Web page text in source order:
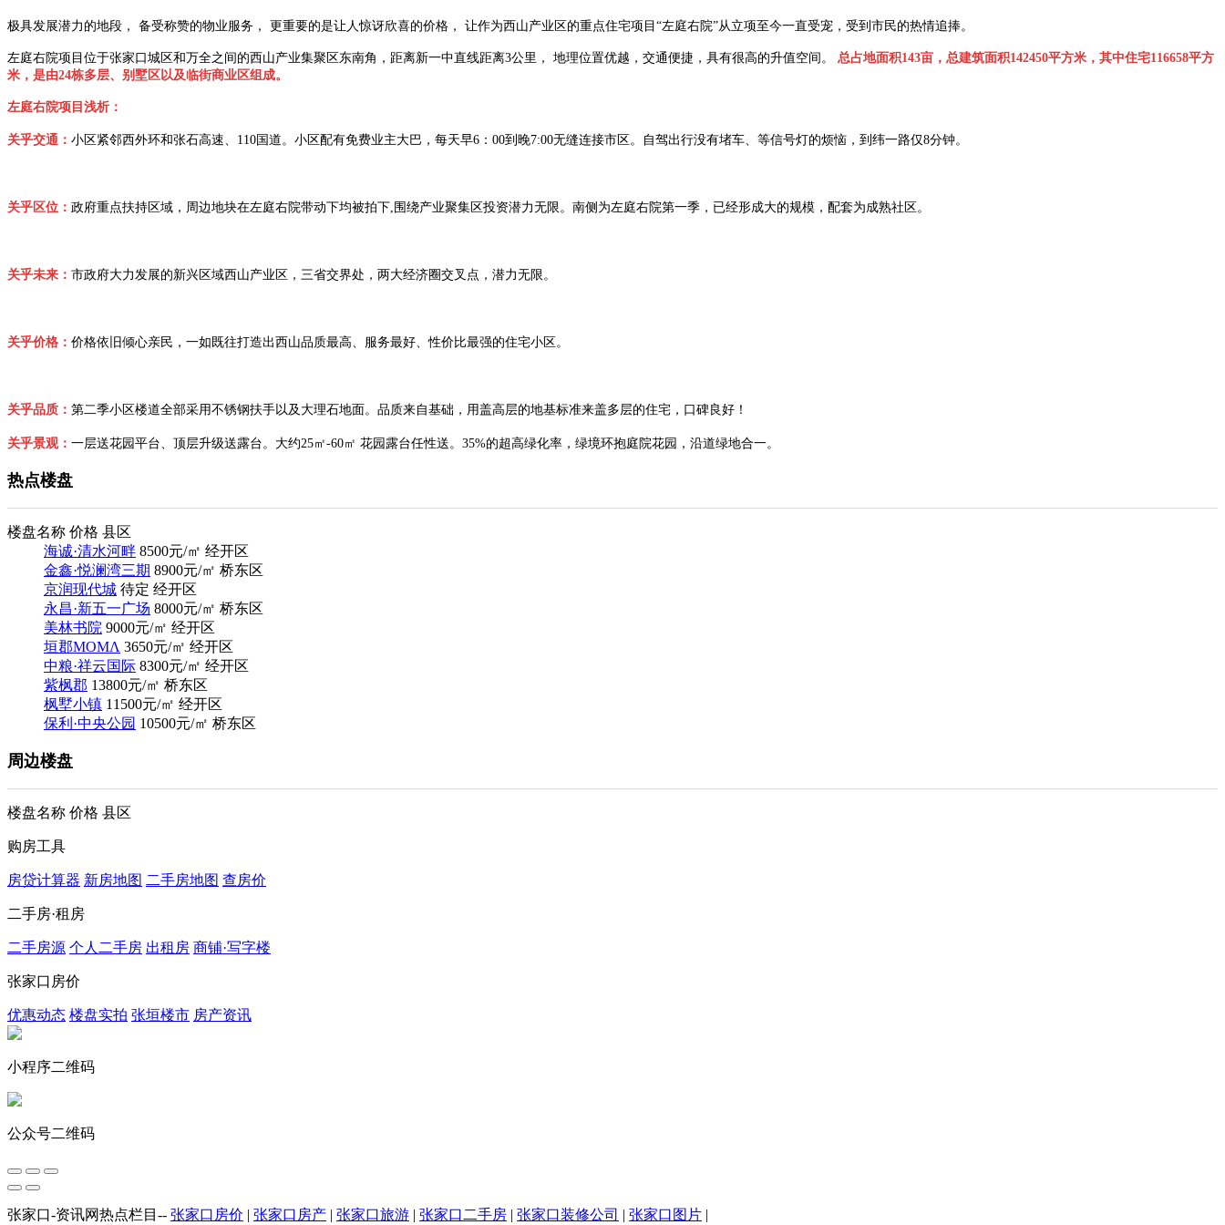
极具发展潜力的地段， 备受称赞的物业服务， 更重要的是让人惊讶欣喜的价格， 让作为西山产业区的重点住宅项目“左庭右院”从立项至今一直受宠，受到市民的热情追捧。
左庭右院项目位于张家口城区和万全之间的西山产业集聚区东南角，距离新一中直线距离3公里， 地理位置优越，交通便捷，具有很高的升值空间。
总占地面积143亩，总建筑面积142450平方米，其中住宅116658平方
米，是由24栋多层、别墅区以及临街商业区组成。
左庭右院项目浅析：
关乎交通： 小区紧邻西外环和张石高速、110国道。小区配有免费业主大巴，每天早6：00到晚7:00无缝连接市区。自驾出行没有堵车、等信号灯的烦恼，到纬一路仅8分钟。
关乎区位： 政府重点扶持区域，周边地块在左庭右院带动下均被拍下,围绕产业聚集区投资潜力无限。南侧为左庭右院第一季，已经形成大的规模，配套为成熟社区。
关乎未来： 市政府大力发展的新兴区域西山产业区，三省交界处，两大经济圈交叉点，潜力无限。
关乎价格： 价格依旧倾心亲民，一如既往打造出西山品质最高、服务最好、性价比最强的住宅小区。
关乎品质： 第二季小区楼道全部采用不锈钢扶手以及大理石地面。品质来自基础，用盖高层的地基标准来盖多层的住宅，口碑良好！
关乎景观： 一层送花园平台、顶层升级送露台。大约25㎡-60㎡ 花园露台任性送。35%的超高绿化率，绿境环抱庭院花园，沿道绿地合一。
热点楼盘
楼盘名称 价格 县区
海诚·清水河畔 8500元/㎡ 经开区
金鑫·悦澜湾三期 8900元/㎡ 桥东区
京润现代城 待定 经开区
永昌·新五一广场 8000元/㎡ 桥东区
美林书院 9000元/㎡ 经开区
垣郡MOMΛ 3650元/㎡ 经开区
中粮·祥云国际 8300元/㎡ 经开区
紫枫郡 13800元/㎡ 桥东区
枫墅小镇 11500元/㎡ 经开区
保利·中央公园 10500元/㎡ 桥东区
周边楼盘
楼盘名称 价格 县区
购房工具
房贷计算器 新房地图 二手房地图 查房价
二手房·租房
二手房源 个人二手房 出租房 商铺·写字楼
张家口房价
优惠动态 楼盘实拍 张垣楼市 房产资讯
小程序二维码
公众号二维码
张家口-资讯网热点栏目-- 张家口房价 | 张家口房产 | 张家口旅游 | 张家口二手房 | 张家口装修公司 | 张家口图片 |